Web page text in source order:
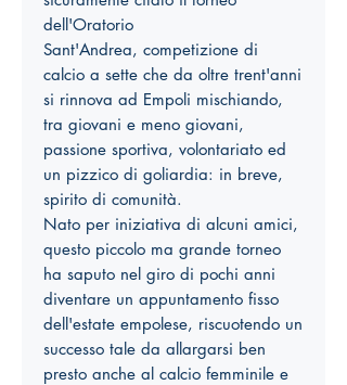
dell'Oratorio
Sant'Andrea, competizione di
calcio a sette che da oltre trent'anni
si rinnova ad Empoli mischiando,
tra giovani e meno giovani,
passione sportiva, volontariato ed
un pizzico di goliardia: in breve,
spirito di comunità.
Nato per iniziativa di alcuni amici,
questo piccolo ma grande torneo
ha saputo nel giro di pochi anni
diventare un appuntamento fisso
dell'estate empolese, riscuotendo un
successo tale da allargarsi ben
presto anche al calcio femminile e